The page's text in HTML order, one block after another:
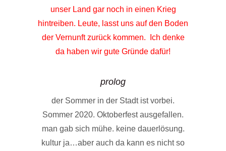
unser Land gar noch in einen Krieg
hintreiben. Leute, lasst uns auf den Boden
der Vernunft zurück kommen. Ich denke
da haben wir gute Gründe dafür!
prolog
der Sommer in der Stadt ist vorbei.
Sommer 2020. Oktoberfest ausgefallen.
man gab sich mühe. keine dauerlösung.
kultur ja…aber auch da kann es nicht so